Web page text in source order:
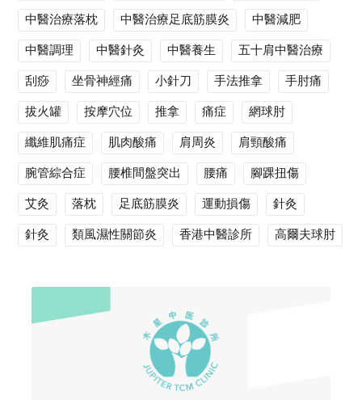
中醫治療落枕
中醫治療足底筋膜炎
中醫減肥
中醫調理
中醫針灸 中醫養生
五十肩中醫治療
刮痧
坐骨神經痛 小針刀 手法推拿
手肘痛
拔火罐
按摩穴位 推拿 痛症
網球肘
纖維肌痛症
肌肉酸痛 肩周炎
肩頸酸痛
腕管綜合症
腰椎間盤突出 腰痛
腳踝扭傷
艾灸
落枕 足底筋膜炎 運動損傷
針灸
針灸
類風濕性關節炎 香港中醫診所 高爾夫球肘